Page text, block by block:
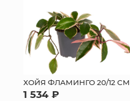
ХОЙЯ ФЛАМИНГО 20/12 СМ
1 534 ₽